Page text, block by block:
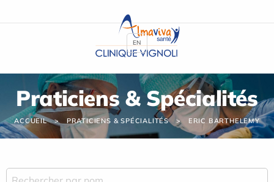
Praticiens & Spécialités
ACCUEIL PRATICIENS & SPÉCIALITÉS ERIC BARTHELEMY
EN